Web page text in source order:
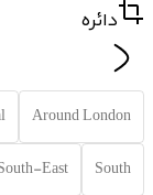
دائره
Around London
South
East